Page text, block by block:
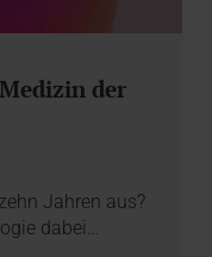
der
Jahren aus?
dabei…